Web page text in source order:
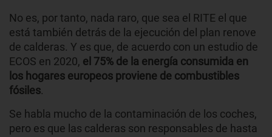
No es, por tanto, nada raro, que sea el RITE el que
está también detrás de la ejecución del plan renove
de calderas. Y es que, de acuerdo con un estudio de
ECOS en 2020, el 75% de la energía consumida en
los hogares europeos proviene de combustibles
fósiles.
Se habla mucho de la contaminación de los coches,
pero es que las calderas son responsables de hasta